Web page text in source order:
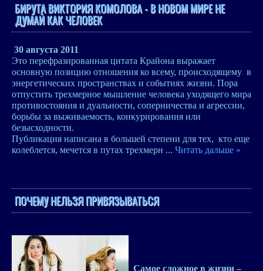
БИРУТА ВИКТОРИЯ КОМОЛОВА - В НОВОМ МИРЕ НЕ
ДУМАЙ КАК ЧЕЛОВЕК
30 августа 2011
Это перефразированная цитата Крайона выражает
основную позицию отношения ко всему, происходящему в
энергетических пространствах и событиях жизни. Пора
отпустить трехмерное мышление человека уходящего мира
противостояния и дуальности, соперничества и агрессии,
борьбы за выживаемость, конкурирования или
безысходности.
Публикация написана в большей степени для тех, кто еще
колеблется, мечется в путах трехмерн ... Читать дальше »
ПОЧЕМУ НЕЛЬЗЯ ПРИВЯЗЫВАТЬСЯ
Самое сложное в жизни –